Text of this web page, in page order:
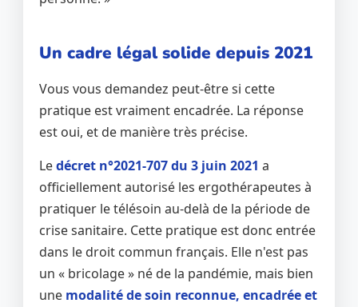
Un cadre légal solide depuis 2021
Vous vous demandez peut-être si cette
pratique est vraiment encadrée. La réponse
est oui, et de manière très précise.
Ledécret n°2021-707 du 3 juin 2021 a
officiellement autorisé les ergothérapeutes à
pratiquer le télésoin au-delà de la période de
crise sanitaire. Cette pratique est donc entrée
dans le droit commun français. Elle n'est pas
un « bricolage » né de la pandémie, mais bien
une modalité de soin reconnue, encadrée et